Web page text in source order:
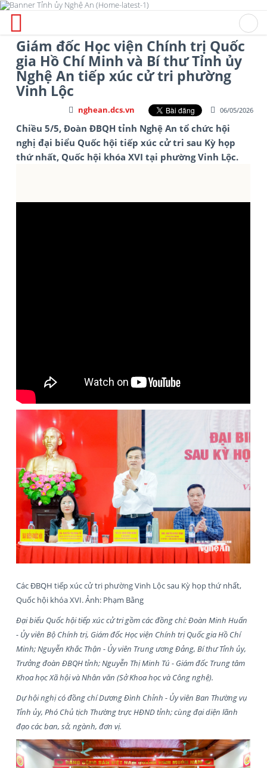
Giám đốc Học viện Chính trị Quốc
gia Hồ Chí Minh và Bí thư Tỉnh ủy
Nghệ An tiếp xúc cử tri phường
Vinh Lộc
06/05/2026
nghean.dcs.vn
Chiều 5/5, Đoàn ĐBQH tỉnh Nghệ An tổ chức hội
nghị đại biểu Quốc hội tiếp xúc cử tri sau Kỳ họp
thứ nhất, Quốc hội khóa XVI tại phường Vinh Lộc.
Các ĐBQH tiếp xúc cử tri phường Vinh Lộc sau Kỳ họp thứ nhất,
Quốc hội khóa XVI. Ảnh: Phạm Bằng
Đại biểu Quốc hội tiếp xúc cử tri gồm các đồng chí: Đoàn Minh Huấn
- Ủy viên Bộ Chính trị, Giám đốc Học viện Chính trị Quốc gia Hồ Chí
Minh; Nguyễn Khắc Thận - Ủy viên Trung ương Đảng, Bí thư Tỉnh ủy,
Trưởng đoàn ĐBQH tỉnh; Nguyễn Thị Minh Tú - Giám đốc Trung tâm
Khoa học Xã hội và Nhân văn (Sở Khoa học và Công nghệ).
Dự hội nghị có đồng chí Dương Đình Chỉnh - Ủy viên Ban Thường vụ
Tỉnh ủy, Phó Chủ tịch Thường trực HĐND tỉnh; cùng đại diện lãnh
đạo các ban, sở, ngành, đơn vị.